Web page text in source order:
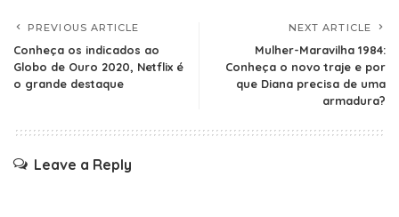
PREVIOUS ARTICLE
Conheça os indicados ao
Globo de Ouro 2020, Netflix é
o grande destaque
NEXT ARTICLE
Mulher-Maravilha 1984:
Conheça o novo traje e por
que Diana precisa de uma
armadura?
Leave a Reply